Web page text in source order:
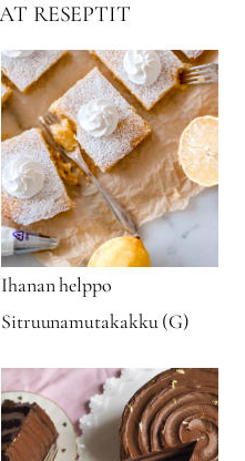
RESEPTIT
Ihanan helppo
Sitruunamutakakku (G)